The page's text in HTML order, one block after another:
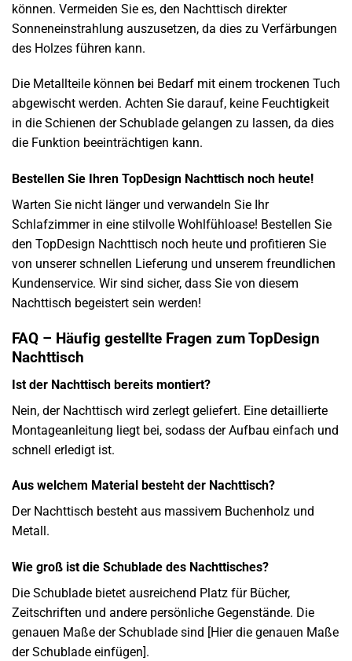
können. Vermeiden Sie es, den Nachttisch direkter
Sonneneinstrahlung auszusetzen, da dies zu Verfärbungen
des Holzes führen kann.
Die Metallteile können bei Bedarf mit einem trockenen Tuch
abgewischt werden. Achten Sie darauf, keine Feuchtigkeit
in die Schienen der Schublade gelangen zu lassen, da dies
die Funktion beeinträchtigen kann.
Bestellen Sie Ihren TopDesign Nachttisch noch heute!
Warten Sie nicht länger und verwandeln Sie Ihr
Schlafzimmer in eine stilvolle Wohlfühloase! Bestellen Sie
den TopDesign Nachttisch noch heute und profitieren Sie
von unserer schnellen Lieferung und unserem freundlichen
Kundenservice. Wir sind sicher, dass Sie von diesem
Nachttisch begeistert sein werden!
FAQ – Häufig gestellte Fragen zum TopDesign
Nachttisch
Ist der Nachttisch bereits montiert?
Nein, der Nachttisch wird zerlegt geliefert. Eine detaillierte
Montageanleitung liegt bei, sodass der Aufbau einfach und
schnell erledigt ist.
Aus welchem Material besteht der Nachttisch?
Der Nachttisch besteht aus massivem Buchenholz und
Metall.
Wie groß ist die Schublade des Nachttisches?
Die Schublade bietet ausreichend Platz für Bücher,
Zeitschriften und andere persönliche Gegenstände. Die
genauen Maße der Schublade sind [Hier die genauen Maße
der Schublade einfügen].